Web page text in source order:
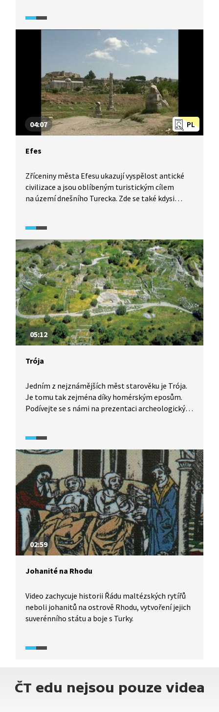
PL
04:07
Efes
Zříceniny města Efesu ukazují vyspělost antické
civilizace a jsou oblíbeným turistickým cílem
na území dnešního Turecka. Zde se také kdysi
05:12
Trója
Jedním z nejznámějších měst starověku je Trója.
Je tomu tak zejména díky homérským eposům.
Podívejte se s námi na prezentaci archeologických
02:59
Johanité na Rhodu
Video zachycuje historii Řádu maltézských rytířů
neboli johanitů na ostrově Rhodu, vytvoření jejich
suverénního státu a boje s Turky.
ČT edu nejsou pouze videa